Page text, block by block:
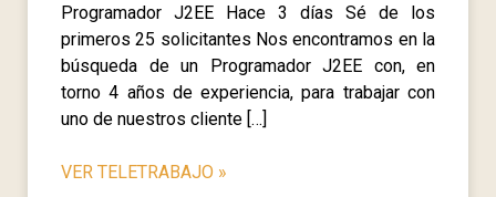
Programador J2EE Hace 3 días Sé de los
primeros 25 solicitantes Nos encontramos en la
búsqueda de un Programador J2EE con, en
torno 4 años de experiencia, para trabajar con
uno de nuestros cliente […]
VER TELETRABAJO »